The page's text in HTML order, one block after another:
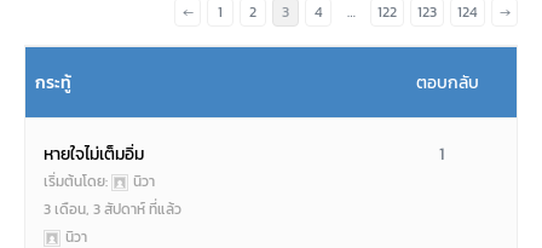
←
1 2 3 4 … 122 123 124 →
กระทู้ ตอบกลับ
หายใจไม่เต็มอิ่ม
เริ่มต้นโดย: นิวา
1
3 เดือน, 3 สัปดาห์ ที่แล้ว
นิวา